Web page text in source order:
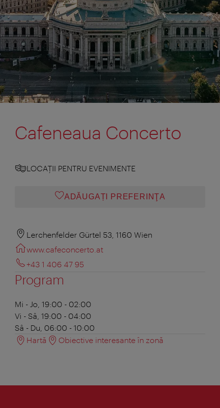
Cafeneaua Concerto
LOCAŢII PENTRU EVENIMENTE
ADĂUGAȚI PREFERINŢA
Lerchenfelder Gürtel 53, 1160 Wien
www.cafeconcerto.at
+43 1 406 47 95
Program
Mi - Jo, 19:00 - 02:00
Vi - Sâ, 19:00 - 04:00
Sâ - Du, 06:00 - 10:00
Hartă
Obiective interesante în zonă